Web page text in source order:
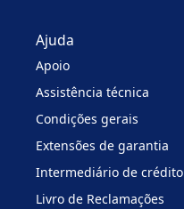
Ajuda
Apoio
Assistência técnica
Condições gerais
Extensões de garantia
Intermediário de crédito
Livro de Reclamações